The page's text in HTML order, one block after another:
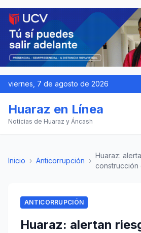
viernes, 7 de agosto de 2026
Huaraz en Línea
Noticias de Huaraz y Áncash
Inicio › Anticorrupción ›
Huaraz:
construcción
ANTICORRUPCIÓN
Huaraz: alertan